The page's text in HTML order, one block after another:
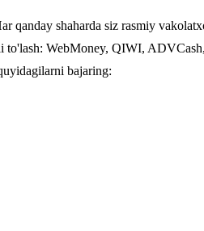
shaharda siz rasmiy
to'lash: WebMoney, QIWI,
bajaring: